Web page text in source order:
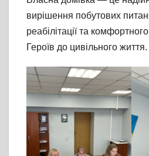
вирішення побутових
реабілітації та
Героїв до цивільного життя.